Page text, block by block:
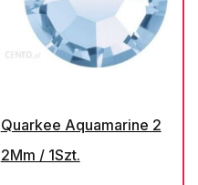
Quarkee Aquamarine 2
2Mm / 1Szt.